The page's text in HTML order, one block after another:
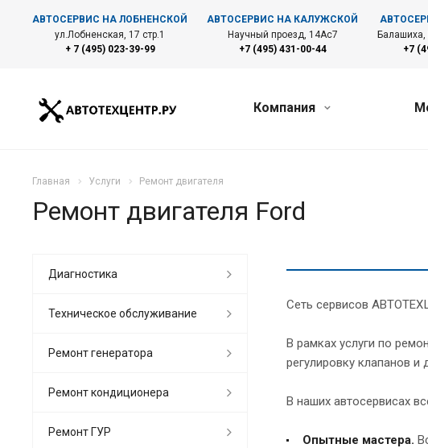
АВТОСЕРВИС НА ЛОБНЕНСКОЙ
ул.Лобненская, 17 стр.1
+ 7 (495) 023-39-99
АВТОСЕРВИС НА КАЛУЖСКОЙ
Научный проезд, 14Ас7
+7 (495) 431-00-44
+7
Компания
Главная Услуги Ремонт двигателя
Ремонт двигателя Ford
Сеть сервисов
В рамках услуги по
регулировку клапанов и
В наших автосервисах
Опытные мастера.
Диагностика
Техническое обслуживание
Ремонт генератора
Ремонт кондиционера
Ремонт ГУР